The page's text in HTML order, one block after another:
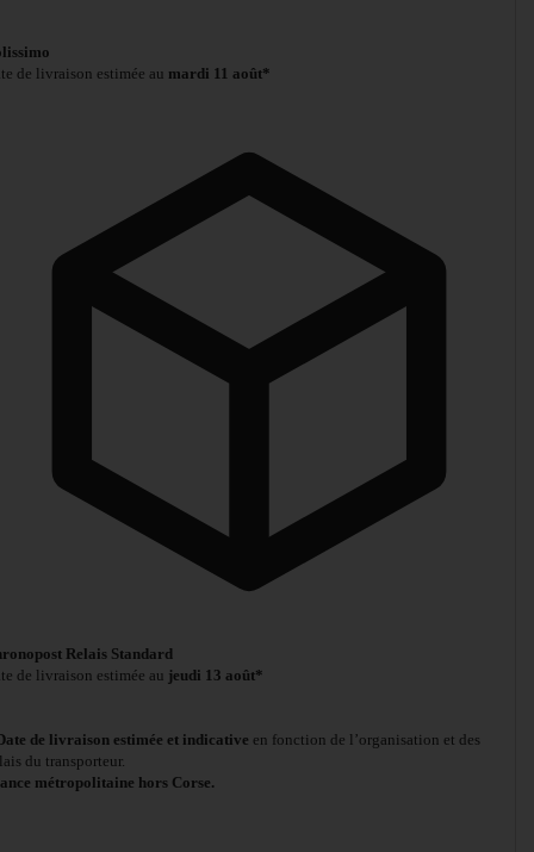
de livraison estimée au mardi 11 août*
Relais Standard
de livraison estimée au jeudi 13 août*
de livraison estimée et indicative en fonction de l’organisation et des
du transporteur.
métropolitaine hors Corse.